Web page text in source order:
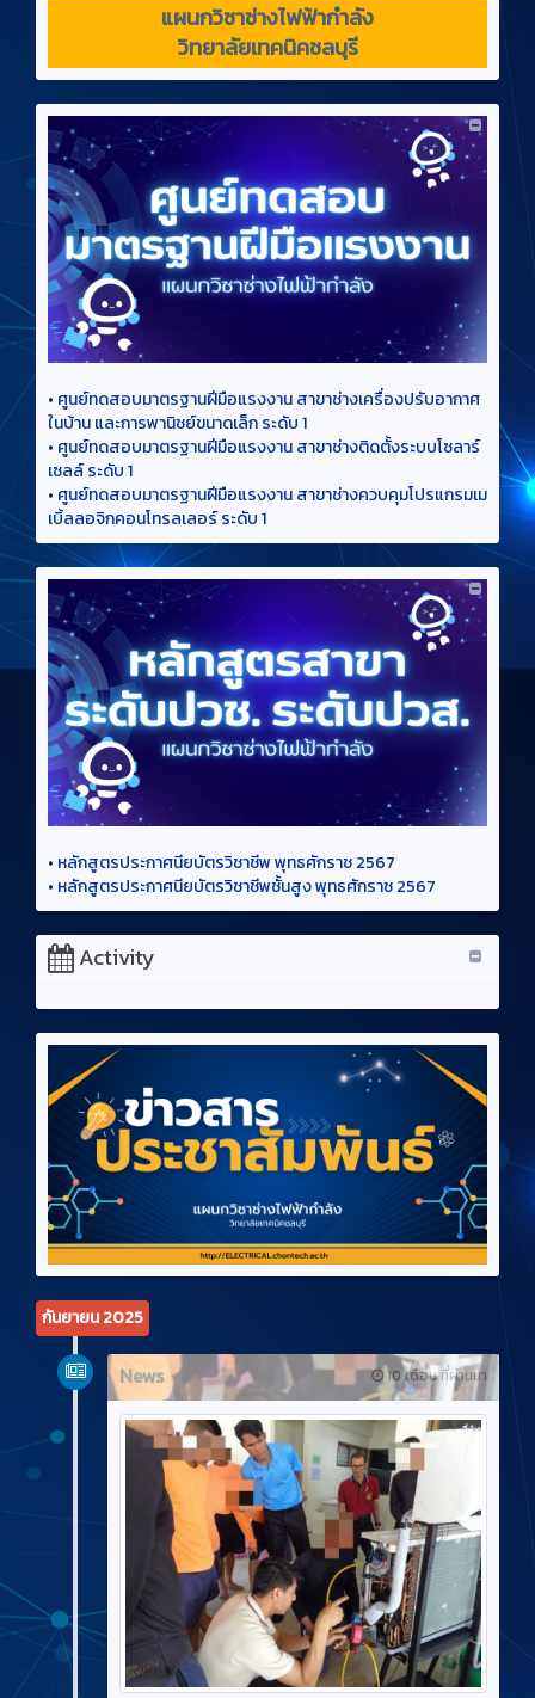
แผนกวิชาช่างไฟฟ้ากำลัง
วิทยาลัยเทคนิคชลบุรี
• ศูนย์ทดสอบมาตรฐานฝีมือแรงงาน สาขาช่างเครื่องปรับอากาศ
ในบ้าน และการพานิชย์ขนาดเล็ก ระดับ 1
• ศูนย์ทดสอบมาตรฐานฝีมือแรงงาน สาขาช่างติดตั้งระบบโซลาร์
เซลล์ ระดับ 1
• ศูนย์ทดสอบมาตรฐานฝีมือแรงงาน สาขาช่างควบคุมโปรแกรมเม
เบิ้ลลอจิกคอนโทรลเลอร์ ระดับ 1
• หลักสูตรประกาศนียบัตรวิชาชีพ พุทธศักราช 2567
• หลักสูตรประกาศนียบัตรวิชาชีพชั้นสูง พุทธศักราช 2567
Activity
กันยายน 2025
10 เดือน ที่ผ่านมา
News